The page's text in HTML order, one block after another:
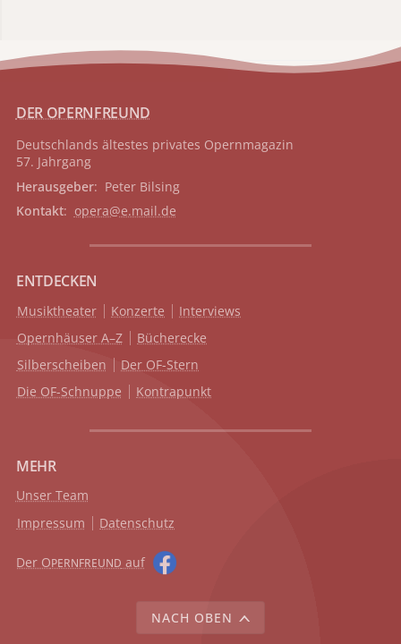
DER OPERNFREUND
Deutschlands ältestes privates Opernmagazin
57. Jahrgang
Herausgeber: Peter Bilsing
Kontakt: opera@e.mail.de
ENTDECKEN
Musiktheater Konzerte
Interviews
Opernhäuser A–Z
Bücherecke
Silberscheiben
Der OF-Stern
Die OF-Schnuppe
Kontrapunkt
MEHR
Unser Team
Impressum
Datenschutz
Der OPERNFREUND auf
NACH OBEN